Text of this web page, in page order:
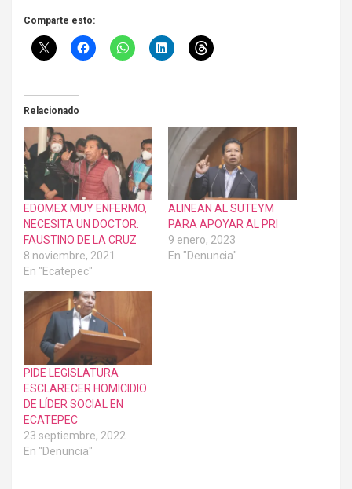
Comparte esto:
Relacionado
EDOMEX MUY ENFERMO,
NECESITA UN DOCTOR:
FAUSTINO DE LA CRUZ
8 noviembre, 2021
En "Ecatepec"
ALINEAN AL SUTEYM
PARA APOYAR AL PRI
9 enero, 2023
En "Denuncia"
PIDE LEGISLATURA
ESCLARECER HOMICIDIO
DE LÍDER SOCIAL EN
ECATEPEC
23 septiembre, 2022
En "Denuncia"